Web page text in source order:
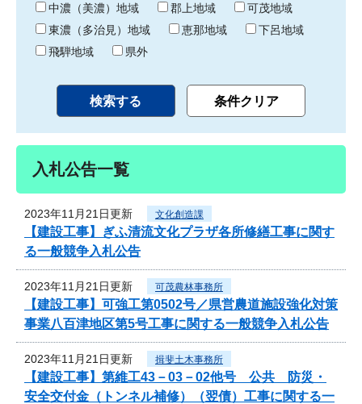
中濃（美濃）地域
郡上地域
可茂地域
東濃（多治見）地域
恵那地域
下呂地域
飛騨地域
県外
入札公告一覧
2023年11月21日更新 文化創造課
【建設工事】ぎふ清流文化プラザ各所修繕工事に関す
る一般競争入札公告
2023年11月21日更新 可茂農林事務所
【建設工事】可強工第0502号／県営農道施設強化対策
事業八百津地区第5号工事に関する一般競争入札公告
2023年11月21日更新 揖斐土木事務所
【建設工事】第維工43－03－02他号 公共 防災・
安全交付金（トンネル補修）（翌債）工事に関する一